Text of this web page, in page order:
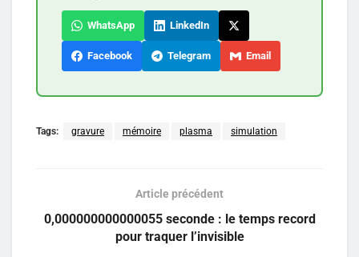
WhatsApp LinkedIn
Facebook Telegram Email
Tags: gravure mémoire plasma simulation
Article précédent
0,000000000000055 seconde : le temps record
pour traquer l’invisible